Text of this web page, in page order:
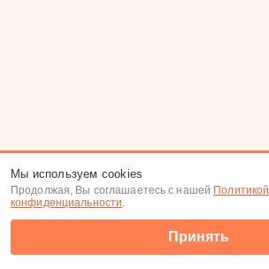
Мы используем cookies
Продолжая, Вы соглашаетесь с нашей Политикой
конфиденциальности.
Принять